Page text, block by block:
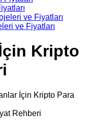
ve Fiyatları
Kripto
İçin Kripto Para